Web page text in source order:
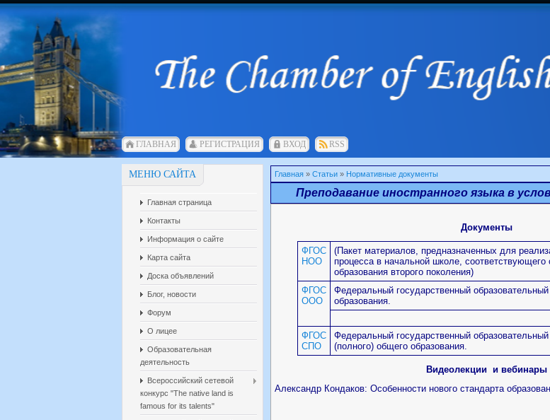
ГЛАВНАЯ РЕГИСТРАЦИЯ ВХОД RSS
МЕНЮ САЙТА
Главная страница
Контакты
Информация о сайте
Карта сайта
Доска объявлений
Блог, новости
Форум
О лицее
Образовательная
деятельность
Всероссийский сетевой
конкурс "The native land is
famous for its talents"
Главная » Статьи » Нормативные документы
Преподавание иностранного языка в
Документы
ФГОС
НОО
(Пакет материалов, предназначенных для
процесса в начальной школе, соответствующего
образования второго поколения)
ФГОС
ООО
Федеральный государственный
образования.
ФГОС
СПО
Федеральный государственный образовательный
(полного) общего образования.
Видеолекции и вебинары
Александр Кондаков: Особенности нового стандарта